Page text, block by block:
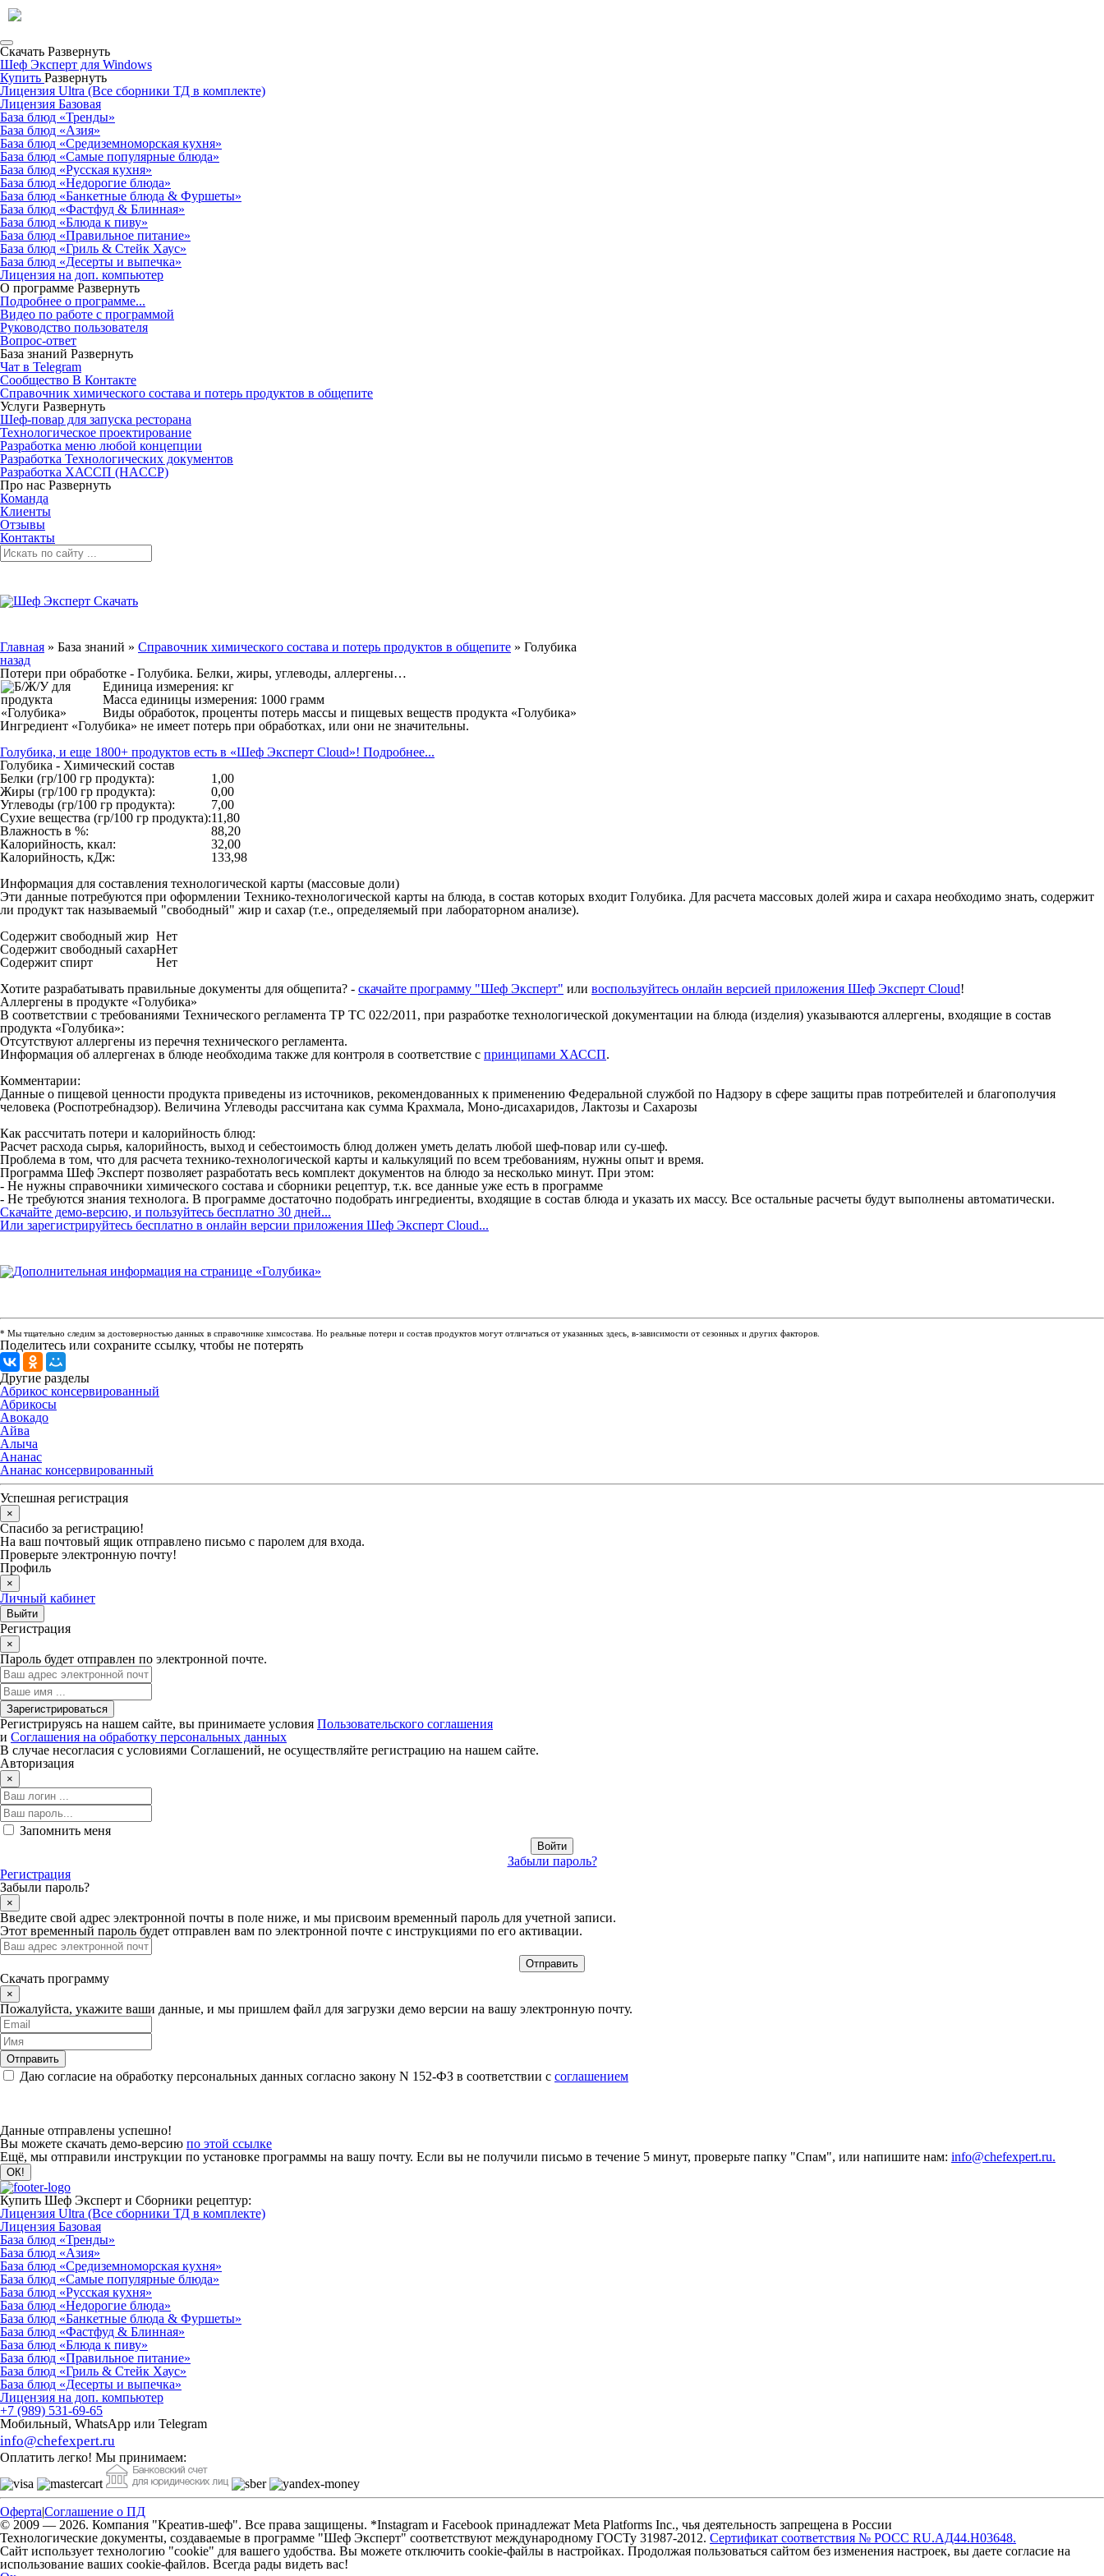
Скачать Развернуть
Шеф Эксперт для Windows
Купить Развернуть
Лицензия Ultra (Все сборники ТД в комплекте)
Лицензия Базовая
База блюд «Тренды»
База блюд «Азия»
База блюд «Средиземноморская кухня»
База блюд «Самые популярные блюда»
База блюд «Русская кухня»
База блюд «Недорогие блюда»
База блюд «Банкетные блюда & Фуршеты»
База блюд «Фастфуд & Блинная»
База блюд «Блюда к пиву»
База блюд «Правильное питание»
База блюд «Гриль & Стейк Хаус»
База блюд «Десерты и выпечка»
Лицензия на доп. компьютер
О программе Развернуть
Подробнее о программе...
Видео по работе с программой
Руководство пользователя
Вопрос-ответ
База знаний Развернуть
Чат в Telegram
Сообщество В Контакте
Справочник химического состава и потерь продуктов в общепите
Услуги Развернуть
Шеф-повар для запуска ресторана
Технологическое проектирование
Разработка меню любой концепции
Разработка Технологических документов
Разработка ХАССП (HACCP)
Про нас Развернуть
Команда
Клиенты
Отзывы
Контакты
Главная » База знаний » Справочник химического состава и потерь продуктов в общепите » Голубика
назад
Потери при обработке - Голубика. Белки, жиры, углеводы, аллергены…
Единица измерения: кг
Масса единицы измерения: 1000 грамм
Виды обработок, проценты потерь массы и пищевых веществ продукта «Голубика»
Ингредиент «Голубика» не имеет потерь при обработках, или они не значительны.
Голубика, и еще 1800+ продуктов есть в «Шеф Эксперт Cloud»! Подробнее...
Голубика - Химический состав
Белки (гр/100 гр продукта):
1,00
Жиры (гр/100 гр продукта):
0,00
Углеводы (гр/100 гр продукта):
7,00
Сухие вещества (гр/100 гр продукта):11,80
Влажность в %:
88,20
Калорийность, ккал:
32,00
Калорийность, кДж:
133,98
Информация для составления технологической карты (массовые доли)
Эти данные потребуются при оформлении Технико-технологической карты на блюда, в состав которых входит Голубика. Для расчета массовых долей жира и сахара необходимо знать, содержит
ли продукт так называемый "свободный" жир и сахар (т.е., определяемый при лабораторном анализе).
Содержит свободный жир Нет
Содержит свободный сахарНет
Содержит спирт
Нет
Хотите разрабатывать правильные документы для общепита? - скачайте программу "Шеф Эксперт" или воспользуйтесь онлайн версией приложения Шеф Эксперт Cloud!
Аллергены в продукте «Голубика»
В соответствии с требованиями Технического регламента ТР ТС 022/2011, при разработке технологической документации на блюда (изделия) указываются аллергены, входящие в состав
продукта «Голубика»:
Отсутствуют аллергены из перечня технического регламента.
Информация об аллергенах в блюде необходима также для контроля в соответствие с принципами ХАССП.
Комментарии:
Данные о пищевой ценности продукта приведены из источников, рекомендованных к применению Федеральной службой по Надзору в сфере защиты прав потребителей и благополучия
человека (Роспотребнадзор). Величина Углеводы рассчитана как сумма Крахмала, Моно-дисахаридов, Лактозы и Сахарозы
Как рассчитать потери и калорийность блюд:
Расчет расхода сырья, калорийность, выход и себестоимость блюд должен уметь делать любой шеф-повар или су-шеф.
Проблема в том, что для расчета технико-технологической карты и калькуляций по всем требованиям, нужны опыт и время.
Программа Шеф Эксперт позволяет разработать весь комплект документов на блюдо за несколько минут. При этом:
- Не нужны справочники химического состава и сборники рецептур, т.к. все данные уже есть в программе
- Не требуются знания технолога. В программе достаточно подобрать ингредиенты, входящие в состав блюда и указать их массу. Все остальные расчеты будут выполнены автоматически.
Скачайте демо-версию, и пользуйтесь бесплатно 30 дней...
Или зарегистрируйтесь бесплатно в онлайн версии приложения Шеф Эксперт Cloud...
* Мы тщательно следим за достоверностью данных в справочнике химсостава. Но реальные потери и состав продуктов могут отличаться от указанных здесь, в-зависимости от сезонных и других факторов.
Поделитесь или сохраните ссылку, чтобы не потерять
Другие разделы
Абрикос консервированный
Абрикосы
Авокадо
Айва
Алыча
Ананас
Ананас консервированный
Успешная регистрация
×
Спасибо за регистрацию!
На ваш почтовый ящик отправлено письмо с паролем для входа.
Проверьте электронную почту!
Профиль
×
Личный кабинет
Регистрация
×
Пароль будет отправлен по электронной почте.
Регистрируясь на нашем сайте, вы принимаете условия Пользовательского соглашения
и Соглашения на обработку персональных данных
В случае несогласия с условиями Соглашений, не осуществляйте регистрацию на нашем сайте.
Авторизация
×
Запомнить меня
Забыли пароль?
Регистрация
Забыли пароль?
×
Введите свой адрес электронной почты в поле ниже, и мы присвоим временный пароль для учетной записи.
Этот временный пароль будет отправлен вам по электронной почте с инструкциями по его активации.
Скачать программу
×
Пожалуйста, укажите ваши данные, и мы пришлем файл для загрузки демо версии на вашу электронную почту.
Даю согласие на обработку персональных данных согласно закону N 152-ФЗ в соответствии с соглашением
Данные отправлены успешно!
Вы можете скачать демо-версию по этой ссылке
Ещё, мы отправили инструкции по установке программы на вашу почту. Если вы не получили письмо в течение 5 минут, проверьте папку "Спам", или напишите нам: info@chefexpert.ru.
Купить Шеф Эксперт и Сборники рецептур:
Лицензия Ultra (Все сборники ТД в комплекте)
Лицензия Базовая
База блюд «Тренды»
База блюд «Азия»
База блюд «Средиземноморская кухня»
База блюд «Самые популярные блюда»
База блюд «Русская кухня»
База блюд «Недорогие блюда»
База блюд «Банкетные блюда & Фуршеты»
База блюд «Фастфуд & Блинная»
База блюд «Блюда к пиву»
База блюд «Правильное питание»
База блюд «Гриль & Стейк Хаус»
База блюд «Десерты и выпечка»
Лицензия на доп. компьютер
+7 (989) 531-69-65
Мобильный, WhatsApp или Telegram
info@chefexpert.ru
Оплатить легко! Мы принимаем:
Оферта|Соглашение о ПД
© 2009 — 2026. Компания "Креатив-шеф". Все права защищены. *Instagram и Facebook принадлежат Meta Platforms Inc., чья деятельность запрещена в России
Технологические документы, создаваемые в программе "Шеф Эксперт" соответствуют международному ГОСТу 31987-2012. Сертификат соответствия № РОСС RU.АД44.Н03648.
Сайт использует технологию "cookie" для вашего удобства. Вы можете отключить cookie-файлы в настройках. Продолжая пользоваться сайтом без изменения настроек, вы даете согласие на
использование ваших cookie-файлов. Всегда рады видеть вас!